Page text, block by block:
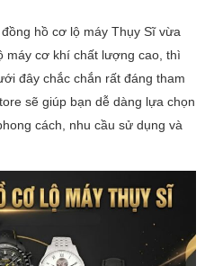
hồ cơ lộ máy Thụy Sĩ vừa
máy cơ khí chất lượng cao, thì
đây chắc chắn rất đáng tham
sẽ giúp bạn dễ dàng lựa chọn
cách, nhu cầu sử dụng và